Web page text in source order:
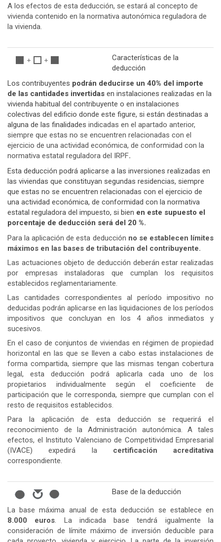
A los efectos de esta deducción, se estará al concepto de
vivienda contenido en la normativa autonómica reguladora de
la vivienda.
Características de la
deducción
Los contribuyentes podrán deducirse un 40% del importe
de las cantidades invertidas en instalaciones realizadas en la
vivienda habitual del contribuyente o en instalaciones
colectivas del edificio donde este figure, si están destinadas a
alguna de las finalidades indicadas en el apartado anterior,
siempre que estas no se encuentren relacionadas con el
ejercicio de una actividad económica, de conformidad con la
normativa estatal reguladora del IRPF.
Esta deducción podrá aplicarse a las inversiones realizadas en
las viviendas que constituyan segundas residencias, siempre
que estas no se encuentren relacionadas con el ejercicio de
una actividad económica, de conformidad con la normativa
estatal reguladora del impuesto, si bien en este supuesto el
porcentaje de deducción será del 20 %.
Para la aplicación de esta deducción no se establecen límites
máximos en las bases de tributación del contribuyente.
Las actuaciones objeto de deducción deberán estar realizadas
por empresas instaladoras que cumplan los requisitos
establecidos reglamentariamente.
Las cantidades correspondientes al período impositivo no
deducidas podrán aplicarse en las liquidaciones de los períodos
impositivos que concluyan en los 4 años inmediatos y
sucesivos.
En el caso de conjuntos de viviendas en régimen de propiedad
horizontal en las que se lleven a cabo estas instalaciones de
forma compartida, siempre que las mismas tengan cobertura
legal, esta deducción podrá aplicarla cada uno de los
propietarios individualmente según el coeficiente de
participación que le corresponda, siempre que cumplan con el
resto de requisitos establecidos.
Para la aplicación de esta deducción se requerirá el
reconocimiento de la Administración autonómica. A tales
efectos, el Instituto Valenciano de Competitividad Empresarial
(IVACE) expedirá la certificación acreditativa
correspondiente.
Base de la deducción
La base máxima anual de esta deducción se establece en
8.000 euros. La indicada base tendrá igualmente la
consideración de límite máximo de inversión deducible para